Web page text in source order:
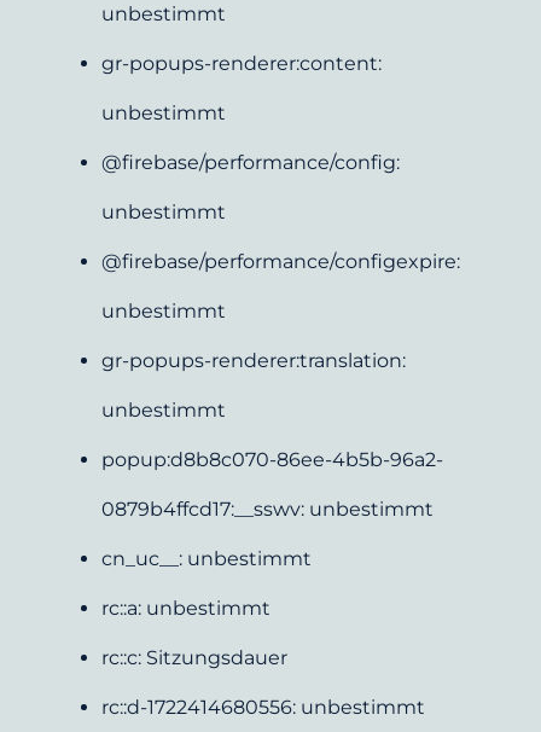
unbestimmt
gr-popups-renderer:content:
unbestimmt
@firebase/performance/config:
unbestimmt
@firebase/performance/configexpire:
unbestimmt
gr-popups-renderer:translation:
unbestimmt
popup:d8b8c070-86ee-4b5b-96a2-
0879b4ffcd17:__sswv: unbestimmt
cn_uc__: unbestimmt
rc::a: unbestimmt
rc::c: Sitzungsdauer
rc::d-1722414680556: unbestimmt